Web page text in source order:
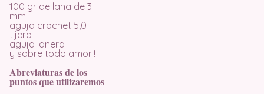
100 gr de lana de 3
mm
aguja crochet 5,0
tijera
aguja lanera
y sobre todo amor!!
Abreviaturas de los
puntos que utilizaremos